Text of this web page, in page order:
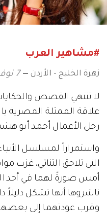
#مشاهير العرب
زهرة الخليج - الأردن 7 نوفمبر 2022
لا تنتهي القصص
علاقة الممثلة
رجل الأعمال أحمد أبو
واستمراراً لمسلسل
التي تلاحق الثنائي، غزت
ناشروها أنها تشكل دليلاً
وقرب عودتهما إلى